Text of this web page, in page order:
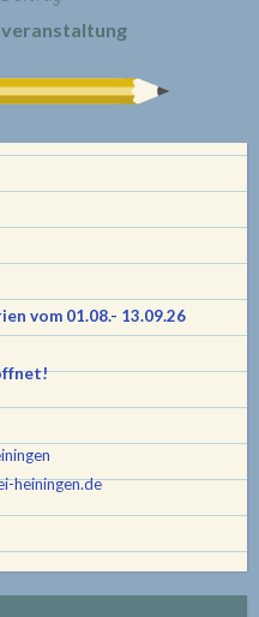
vom 01.08.- 13.09.26
heiningen.de